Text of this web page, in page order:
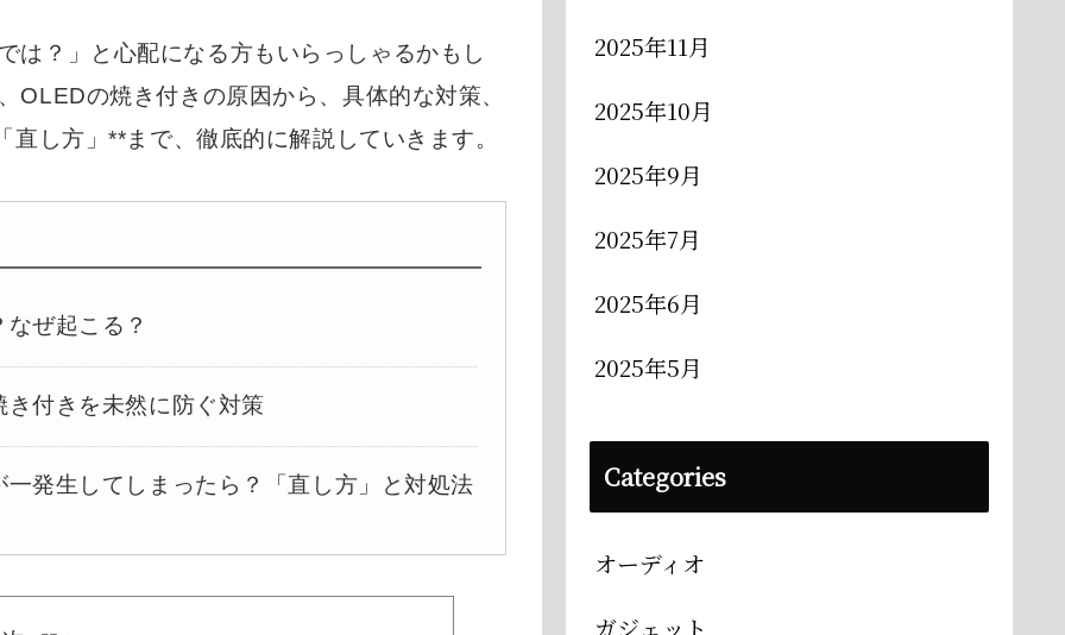
は？」と心配になる方もいらっしゃるかもし
OLEDの焼き付きの原因から、具体的な対策、
し方」**まで、徹底的に解説していきます。
ぜ起こる？
付きを未然に防ぐ対策
発生してしまったら？「直し方」と対処法
2025年11月
2025年10月
2025年9月
2025年7月
2025年6月
2025年5月
Categories
オーディオ
ガジェット